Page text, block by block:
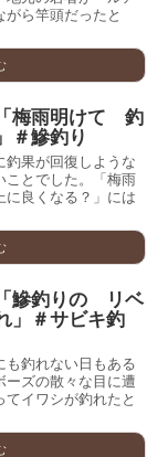
ら竿頭だったと
梅雨明けて 釣
＃鰺釣り
釣果が回復しような
ことでした。「梅雨
に良くなる？」には
鰺釣りの リベ
」＃サビキ釣
も釣れない日もある
ーズの散々な目に遭
イワシが釣れたと